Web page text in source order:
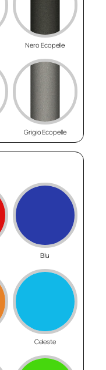
Nero Ecopelle
Grigio Ecopelle
Blu
Celeste